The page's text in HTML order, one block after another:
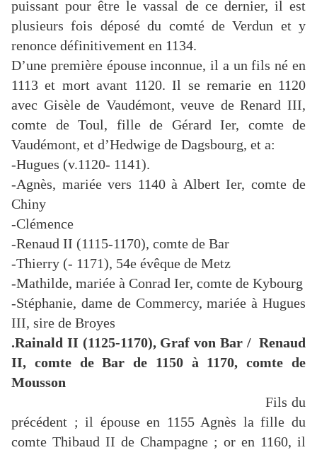
puissant pour être le vassal de ce dernier, il est
plusieurs fois déposé du comté de Verdun et y
renonce définitivement en 1134.
D’une première épouse inconnue, il a un fils né en
1113 et mort avant 1120. Il se remarie en 1120
avec Gisèle de Vaudémont, veuve de Renard III,
comte de Toul, fille de Gérard Ier, comte de
Vaudémont, et d’Hedwige de Dagsbourg, et a:
-Hugues (v.1120- 1141).
-Agnès, mariée vers 1140 à Albert Ier, comte de
Chiny
-Clémence
-Renaud II (1115-1170), comte de Bar
-Thierry (- 1171), 54e évêque de Metz
-Mathilde, mariée à Conrad Ier, comte de Kybourg
-Stéphanie, dame de Commercy, mariée à Hugues
III, sire de Broyes
.Rainald II (1125-1170), Graf von Bar / Renaud
II, comte de Bar de 1150 à 1170, comte de
Mousson
Fils du
précédent ; il épouse en 1155 Agnès la fille du
comte Thibaud II de Champagne ; or en 1160, il